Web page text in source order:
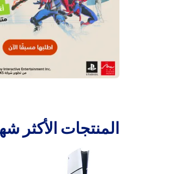
‫المنتجات الأكثر